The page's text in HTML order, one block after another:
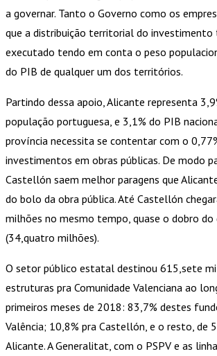
a governar. Tanto o Governo como os
que a distribuição territorial do investimento
executado tendo em conta o peso
do PIB de qualquer um dos territórios.
Partindo dessa apoio, Alicante representa
população portuguesa, e 3,1% do PIB
província necessita se contentar com o
investimentos em obras públicas. De modo
Castellón saem melhor paragens que
do bolo da obra pública. Até Castellón
milhões no mesmo tempo, quase o dobro do
(34,quatro milhões).
O setor público estatal destinou 615,sete
estruturas pra Comunidade Valenciana ao
primeiros meses de 2018: 83,7% destes
Valência; 10,8% pra Castellón, e o resto, de
Alicante. A Generalitat, com o PSPV e as